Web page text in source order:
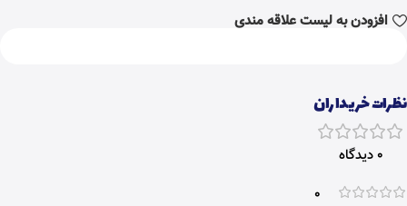
افزودن به لیست علاقه مندی
نظرات خریداران
0 دیدگاه
0